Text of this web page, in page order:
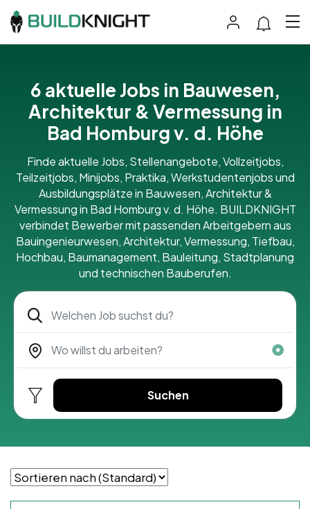
6 aktuelle Jobs in Bauwesen,
Architektur & Vermessung in
Bad Homburg v. d. Höhe
Finde aktuelle Jobs, Stellenangebote, Vollzeitjobs,
Teilzeitjobs, Minijobs, Praktika, Werkstudentenjobs und
Ausbildungsplätze in Bauwesen, Architektur &
Vermessung in Bad Homburg v. d. Höhe. BUILDKNIGHT
verbindet Bewerber mit passenden Arbeitgebern aus
Bauingenieurwesen, Architektur, Vermessung, Tiefbau,
Hochbau, Baumanagement, Bauleitung, Stadtplanung
und technischen Bauberufen.
Suchen